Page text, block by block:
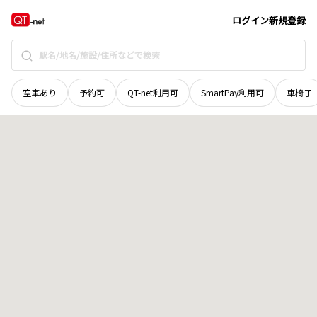
ログイン新規登録
空車あり 予約可 QT-net利用可 SmartPay利用可 車椅子
広島県